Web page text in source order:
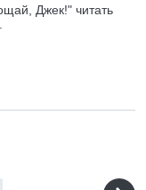
Джек!" читать